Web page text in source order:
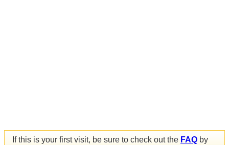
If this is your first visit, be sure to check out the FAQ by